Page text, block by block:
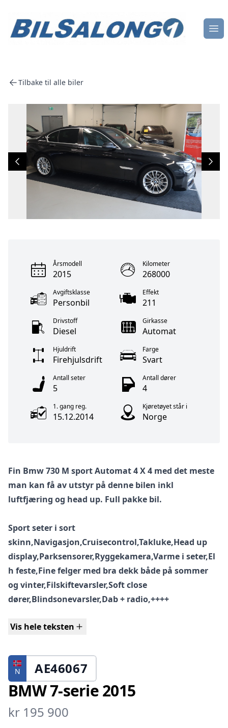
Tilbake til alle biler
Årsmodell
2015
Kilometer
268000
Avgiftsklasse
Personbil
Effekt
211
Drivstoff
Diesel
Girkasse
Automat
Hjuldrift
Firehjulsdrift
Farge
Svart
Antall seter
5
Antall dører
4
1. gang reg.
15.12.2014
Kjøretøyet står i
Norge
Fin Bmw 730 M sport Automat 4 X 4 med det meste
man kan få av utstyr på denne bilen inkl
luftfjæring og head up. Full pakke bil.
Sport seter i sort
skinn,Navigasjon,Cruisecontrol,Takluke,Head up
display,Parksensorer,Ryggekamera,Varme i seter,El
h feste,Fine felger med bra dekk både på sommer
og vinter,Filskiftevarsler,Soft close
dører,Blindsonevarsler,Dab + radio,++++
Fantastisk bil å kjøre med herlig fremkommelighet
Langkjørt bil som er påkostet mye og godt
vedlikeholdt,servicehefte.
Eid av voksen mann som har brukt den i
Vis hele teksten
BMW 7-serie 2015
kr 195 900
N AE46067